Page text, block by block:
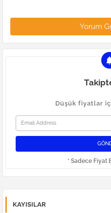
Yorum
Düşük fiyatlar
* Sadece Fiyat
KAYISILAR